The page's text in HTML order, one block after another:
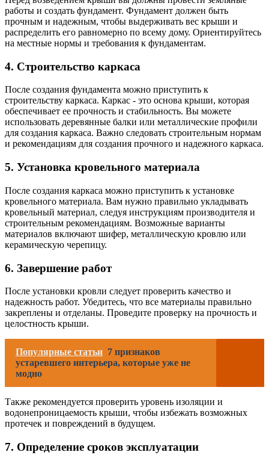
работы и создать фундамент. Фундамент должен быть
прочным и надежным, чтобы выдерживать вес крыши и
распределить его равномерно по всему дому. Ориентируйтесь
на местные нормы и требования к фундаментам.
4. Строительство каркаса
После создания фундамента можно приступить к
строительству каркаса. Каркас - это основа крыши, которая
обеспечивает ее прочность и стабильность. Вы можете
использовать деревянные балки или металлические профили
для создания каркаса. Важно следовать строительным нормам
и рекомендациям для создания прочного и надежного каркаса.
5. Установка кровельного материала
После создания каркаса можно приступить к установке
кровельного материала. Вам нужно правильно укладывать
кровельный материал, следуя инструкциям производителя и
строительным рекомендациям. Возможные варианты
материалов включают шифер, металлическую кровлю или
керамическую черепицу.
6. Завершение работ
После установки кровли следует проверить качество и
надежность работ. Убедитесь, что все материалы правильно
закреплены и отделаны. Проведите проверку на прочность и
целостность крыши.
Популярные статьи 7 признаков
устаревшего интерьера, которые уже не
модно
Также рекомендуется проверить уровень изоляции и
водонепроницаемость крыши, чтобы избежать возможных
протечек и повреждений в будущем.
7. Определение сроков эксплуатации